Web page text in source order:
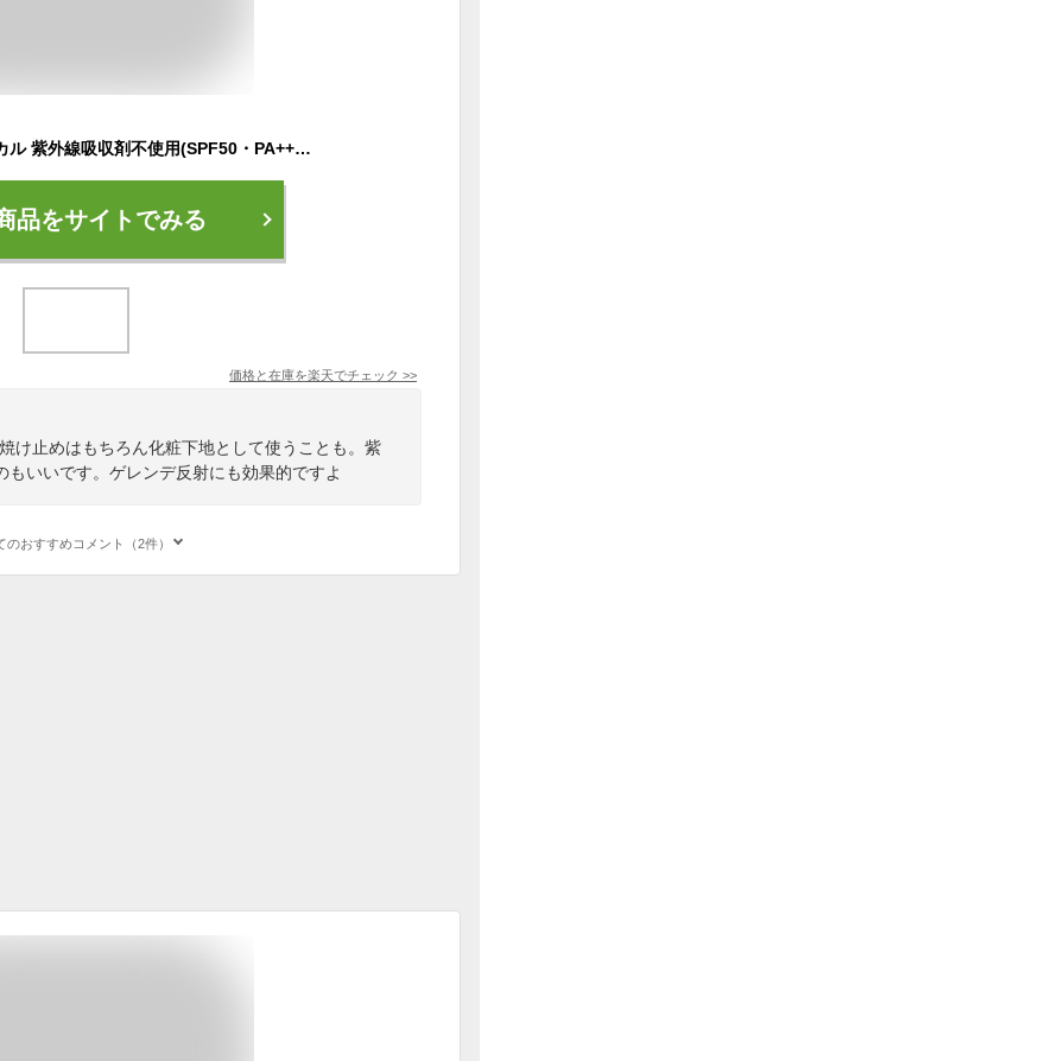
日焼け止め ノンケミカル 紫外線吸収剤不使用(SPF50・PA++++)ロングUVA日焼け止め UVカット クリーム ノンケミカル ウォータープルーフ UVミルク サンブロック 60g 化粧下地 紫外線 春夏秋冬 ホワイト透明 薄づき レジャー 海 プール スキースノボ 反射 日光 太陽
品をサイトでみる
価格と在庫を楽天でチェック >>
け止めはもちろん化粧下地として使うことも。紫
いいです。ゲレンデ反射にも効果的ですよ
のおすすめコメント（2件）